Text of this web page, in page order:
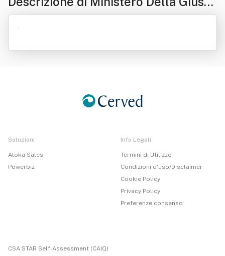
zia
-
Soluzioni
Atoka Sales
Powerbiz
Info Legali
Termini di Utilizzo
Condizioni d'uso/Disclaimer
Cookie Policy
Privacy Policy
Preferenze consenso
CSA STAR Self-Assessment (CAIQ)